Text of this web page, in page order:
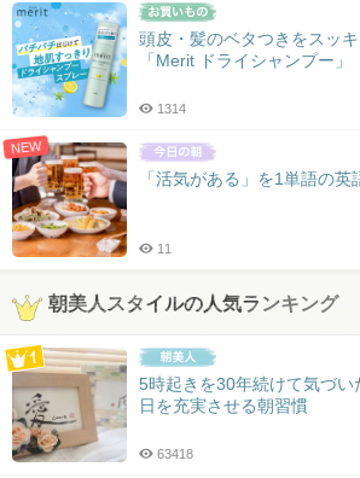
頭皮・髪のベタつきをスッ
「Merit ドライシャンプー」
1314
NEW
「活気がある」を1単語の英
11
朝美人スタイルの人気ランキング
5時起きを30年続けて気づい
日を充実させる朝習慣
63418